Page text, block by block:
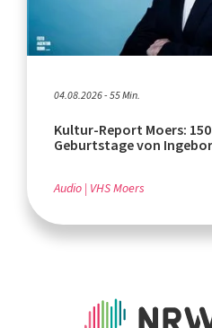
04.08.2026 - 55 Min.
Kultur-Report Moers:
Geburtstage von
Audio VHS Moers